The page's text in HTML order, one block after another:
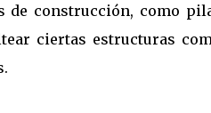
de construcción, como
ciertas estructuras